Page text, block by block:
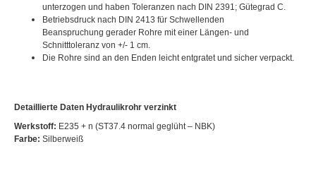
unterzogen und haben Toleranzen nach DIN 2391; Gütegrad C.
Betriebsdruck nach DIN 2413 für Schwellenden
Beanspruchung gerader Rohre mit einer Längen- und
Schnitttoleranz von +/- 1 cm.
Die Rohre sind an den Enden leicht entgratet und sicher verpackt.
Detaillierte Daten Hydraulikrohr verzinkt
Werkstoff: E235 + n (ST37.4 normal geglüht – NBK)
Farbe: Silberweiß